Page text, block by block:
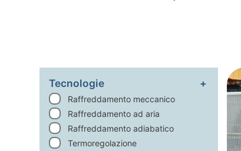
Tecnologie
Raffreddamento meccanico
Raffreddamento ad aria
Raffreddamento adiabatico
Termoregolazione